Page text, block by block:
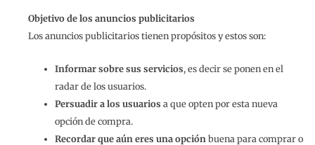
Objetivo de los anuncios publicitarios
Los anuncios publicitarios tienen propósitos y estos son:
Informar sobre sus servicios, es decir se ponen en el
radar de los usuarios.
Persuadir a los usuarios a que opten por esta nueva
opción de compra.
Recordar que aún eres una opción buena para comprar o